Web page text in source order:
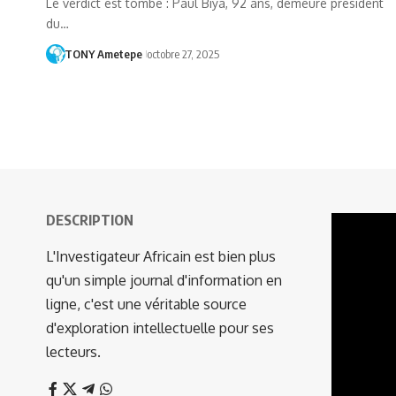
du…
TONY Ametepe octobre 27, 2025
DESCRIPTION
L'Investigateur Africain est bien plus
qu'un simple journal d'information en
ligne, c'est une véritable source
d'exploration intellectuelle pour ses
lecteurs.